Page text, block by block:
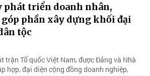
phát triển doanh nhân,
phần xây dựng khối đại
tộc
trận Tổ quốc Việt Nam, được Đảng và Nhà
hợp, đại diện cộng đồng doanh nghiệp,